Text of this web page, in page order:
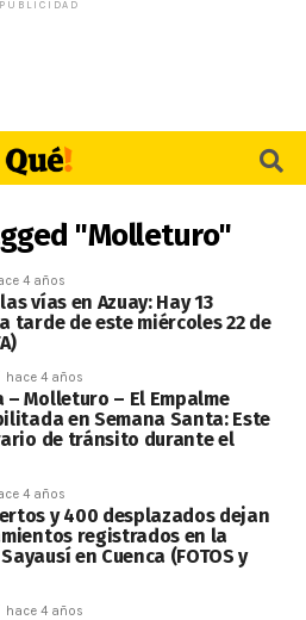
PUBLICIDAD
"Molleturo"
4 años
vías en Azuay: Hay 13
tarde de este miércoles 22 de
hace 4 años
– Molleturo – El Empalme
en Semana Santa: Este
de tránsito durante el
4 años
y 400 desplazados dejan
registrados en la
en Cuenca (FOTOS y
hace 4 años